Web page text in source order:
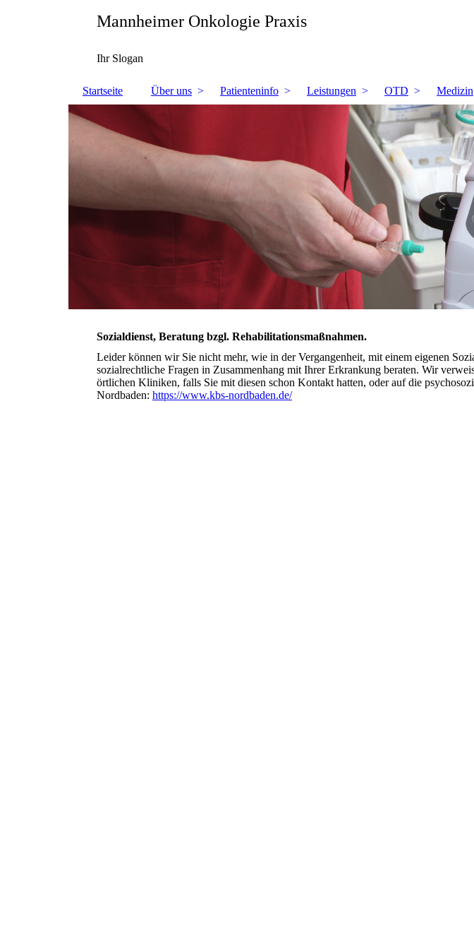
Mannheimer Onkologie Praxis
Ihr Slogan
Startseite Über uns Patienteninfo Leistungen OTD Medizin
Sozialdienst, Beratung bzgl. Rehabilitationsmaßnahmen.
Leider können wir Sie nicht mehr, wie in der Vergangenheit, mit einem eigenen
sozialrechtliche Fragen in Zusammenhang mit Ihrer Erkrankung beraten. Wir
örtlichen Kliniken, falls Sie mit diesen schon Kontakt hatten, oder auf die
Nordbaden: https://www.kbs-nordbaden.de/